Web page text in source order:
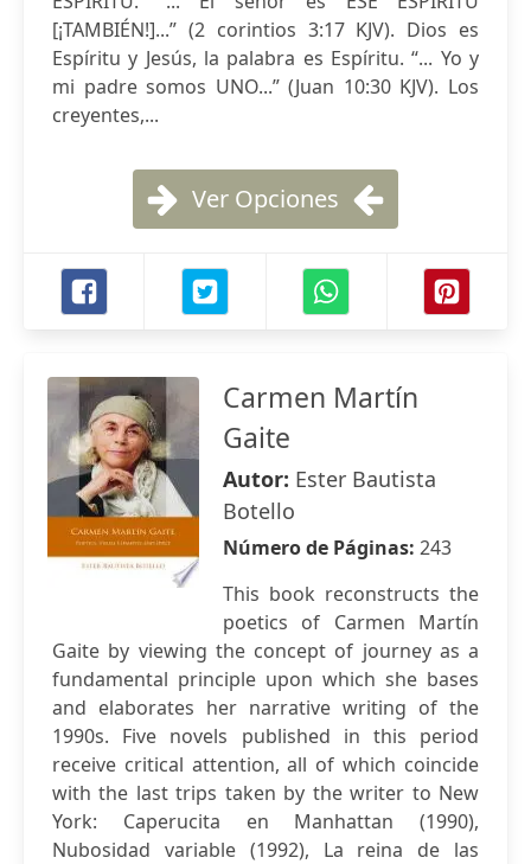
[¡TAMBIÉN!]...” (2 corintios 3:17 KJV). Dios es
Espíritu y Jesús, la palabra es Espíritu. “... Yo y
mi padre somos UNO...” (Juan 10:30 KJV). Los
creyentes,...
Ver Opciones
Carmen Martín
Gaite
Autor: Ester Bautista
Botello
Número de Páginas: 243
This book reconstructs the
poetics of Carmen Martín
Gaite by viewing the concept of journey as a
fundamental principle upon which she bases
and elaborates her narrative writing of the
1990s. Five novels published in this period
receive critical attention, all of which coincide
with the last trips taken by the writer to New
York: Caperucita en Manhattan (1990),
Nubosidad variable (1992), La reina de las